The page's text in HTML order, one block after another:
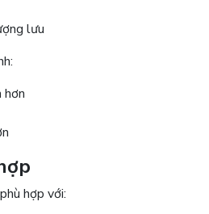
lưu
phù hợp với: